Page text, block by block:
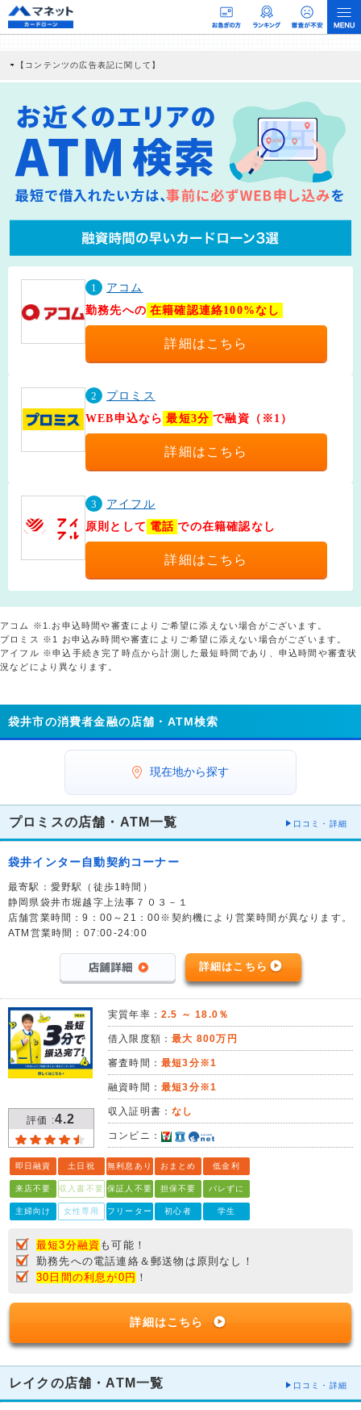
【コンテンツの広告表記に関して】
社に対して企業から紹介報酬が支払われるという収益モデルです。 ただし、特定の
商品を根拠なくPRするものではなく、当編集部の調査／ユーザーへの口コミ収集な
どに基づき、公平性を担保した情報提供を行っています。
>提携企業一覧
1
アコム
勤務先への 在籍確認連絡100%なし
詳細はこちら
2
プロミス
WEB申込なら 最短3分 で融資（※1）
詳細はこちら
3
アイフル
原則として 電話 での在籍確認なし
詳細はこちら
アコム ※1.お申込時間や審査によりご希望に添えない場合がございます。
プロミス ※1 お申込み時間や審査によりご希望に添えない場合がございます。
アイフル ※申込手続き完了時点から計測した最短時間であり、申込時間や審査状
況などにより異なります。
袋井市の消費者金融の店舗・ATM検索
現在地から探す
プロミスの店舗・ATM一覧 口コミ・詳細
袋井インター自動契約コーナー
最寄駅：愛野駅（徒歩1時間）
静岡県袋井市堀越字上法事７０３－１
店舗営業時間：9：00～21：00※契約機により営業時間が異なります。
ATM営業時間：07:00-24:00
詳細はこちら
評価 :4.2
実質年率： 2.5 ～ 18.0％
借入限度額：最大 800万円
審査時間： 最短3分※1
融資時間： 最短3分※1
収入証明書：なし
コンビニ：
即日融資 土日祝 無利息あり おまとめ 低金利
来店不要 収入書不要 保証人不要 担保不要 バレずに
主婦向け 女性専用 フリーター 初心者 学生
最短3分融資 も可能！
勤務先への電話連絡＆郵送物は原則なし！
30日間の利息が0円 ！
詳細はこちら
レイクの店舗・ATM一覧 口コミ・詳細